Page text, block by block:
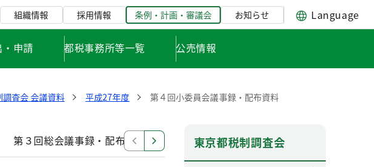
組織情報 採用情報 条例・計画・審議会 お知らせ Language
・申請 都税事務所等一覧 公売情報
査会 会議資料 平成27年度 第４回小委員会議事録・配布資料
第３回総会議事録・配布資料 第１回小委員会議事録・配布資料
東京都税制調査会